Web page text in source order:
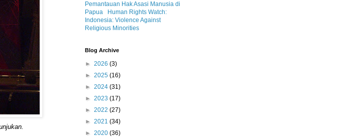
Pemantauan Hak Asasi Manusia di
Papua
Human Rights Watch:
Indonesia: Violence Against
Religious Minorities
Blog Archive
► 2026 (3)
► 2025 (16)
► 2024 (31)
► 2023 (17)
► 2022 (27)
► 2021 (34)
► 2020 (36)